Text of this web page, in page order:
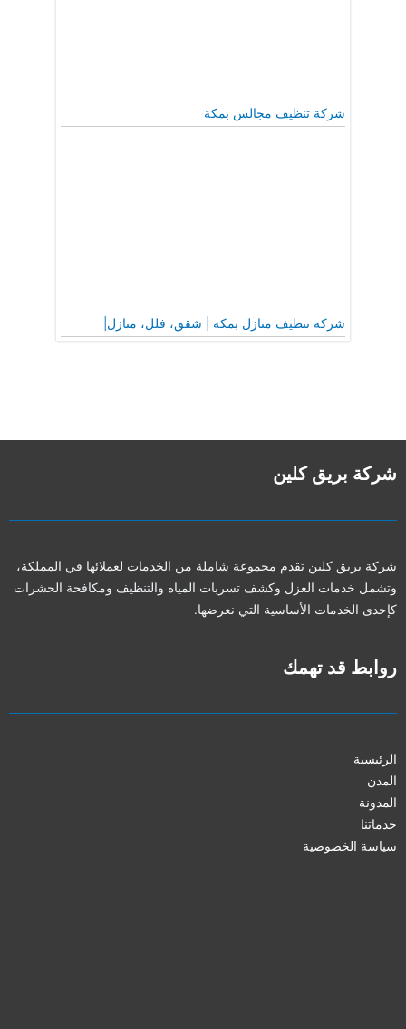
شركة تنظيف مجالس بمكة
شركة تنظيف منازل بمكة | شقق، فلل، منازل|
شركة بريق كلين
شركة بريق كلين تقدم مجموعة شاملة من الخدمات لعملائها في المملكة،
وتشمل خدمات العزل وكشف تسربات المياه والتنظيف ومكافحة الحشرات
كإحدى الخدمات الأساسية التي نعرضها.
روابط قد تهمك
الرئيسية
المدن
المدونة
خدماتنا
سياسة الخصوصية